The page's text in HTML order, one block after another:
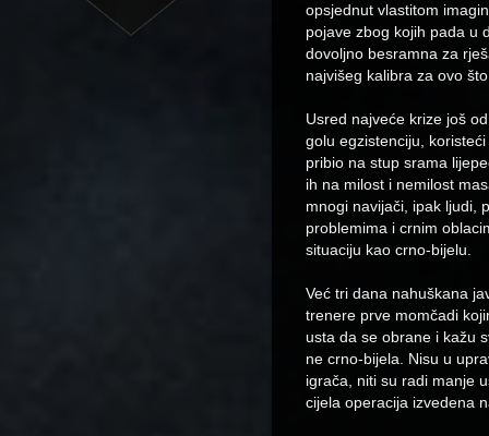
opsjednut vlastitom
pojave zbog kojih pada u
dovoljno besramna za
najvišeg kalibra za ovo
Usred najveće krize još
golu egzistenciju,
pribio na stup srama
ih na milost i nemilost
mnogi navijači, ipak ljudi,
problemima i crnim
situaciju kao crno-bijelu.
Već tri dana nahuškana
trenere prve momčadi
usta da se obrane i kažu
ne crno-bijela. Nisu u
igrača, niti su radi manje
cijela operacija izvedena